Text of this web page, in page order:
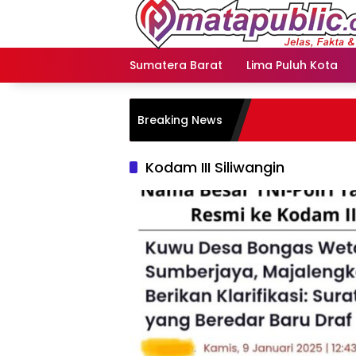
Sumatera Barat Lima Puluh Kota
Breaking News
Kodam III Siliwangin